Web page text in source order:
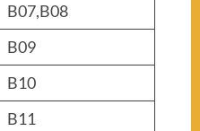
B07,B08
B09
B10
B11